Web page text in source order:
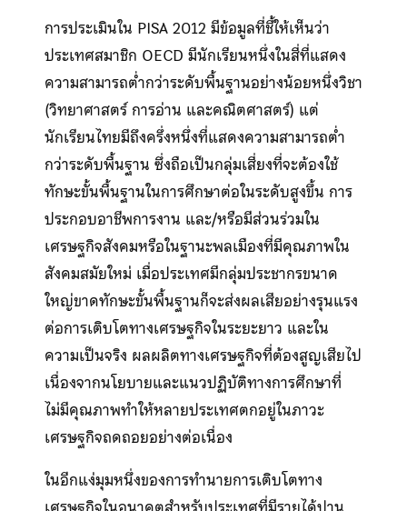
การประเมินใน PISA 2012 มีข้อมูลที่ชี้ให้เห็นว่า
ประเทศสมาชิก OECD มีนักเรียนหนึ่งในสี่ที่แสดง
ความสามารถต่ำกว่าระดับพื้นฐานอย่างน้อยหนึ่งวิชา
(วิทยาศาสตร์ การอ่าน และคณิตศาสตร์) แต่
นักเรียนไทยมีถึงครึ่งหนึ่งที่แสดงความสามารถต่ำ
กว่าระดับพื้นฐาน ซึ่งถือเป็นกลุ่มเสี่ยงที่จะต้องใช้
ทักษะขั้นพื้นฐานในการศึกษาต่อในระดับสูงขึ้น การ
ประกอบอาชีพการงาน และ/หรือมีส่วนร่วมใน
เศรษฐกิจสังคมหรือในฐานะพลเมืองที่มีคุณภาพใน
สังคมสมัยใหม่ เมื่อประเทศมีกลุ่มประชากรขนาด
ใหญ่ขาดทักษะขั้นพื้นฐานก็จะส่งผลเสียอย่างรุนแรง
ต่อการเติบโตทางเศรษฐกิจในระยะยาว และใน
ความเป็นจริง ผลผลิตทางเศรษฐกิจที่ต้องสูญเสียไป
เนื่องจากนโยบายและแนวปฏิบัติทางการศึกษาที่
ไม่มีคุณภาพทำให้หลายประเทศตกอยู่ในภาวะ
เศรษฐกิจถดถอยอย่างต่อเนื่อง
ในอีกแง่มุมหนึ่งของการทำนายการเติบโตทาง